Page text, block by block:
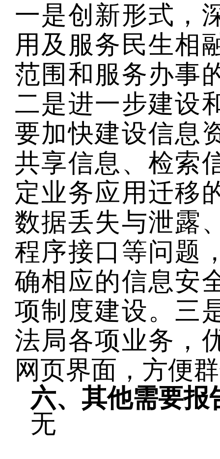
一是创新形式，
用及服务民生相
范围和服务办事
二是进一步建设
要加快建设信息
共享信息、检索
定业务应用迁移
数据丢失与泄露
程序接口等问题
确相应的信息安
项制度建设。三
法局各项业务，
网页界面，方便
六、其他需要报
无